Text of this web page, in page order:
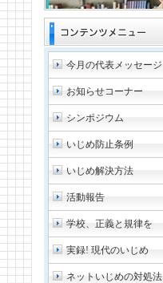
今月の代表メッセージ
お知らせコーナー
シンポジウム
いじめ防止条例
いじめ解決方法
活動報告
学校、正義と規律を
実録! 現代のいじめ
ネットいじめの対処法